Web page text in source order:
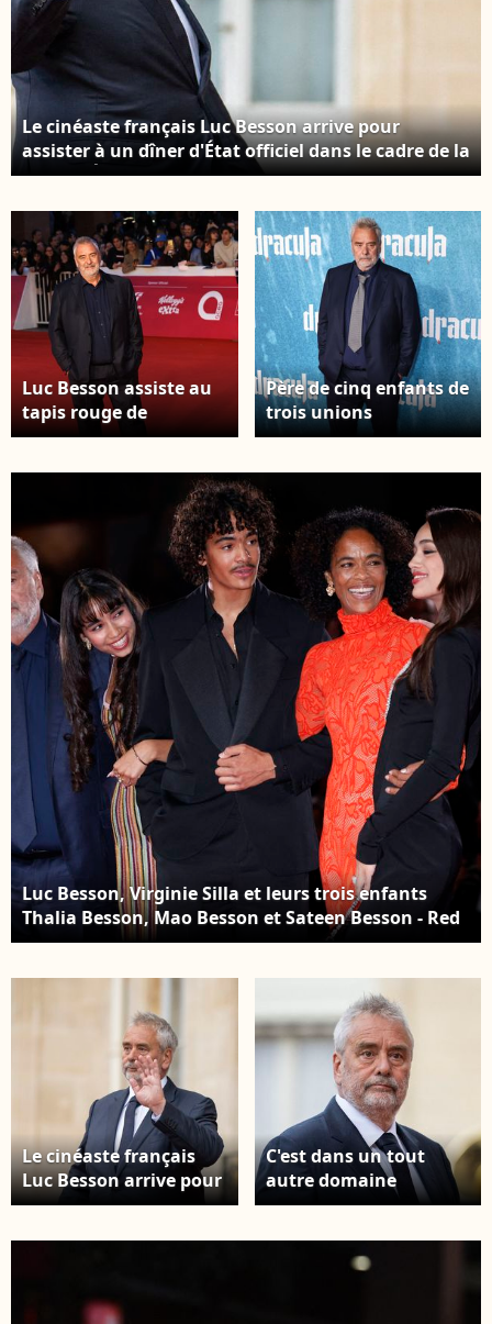
Le cinéaste français Luc Besson arrive pour
assister à un dîner d'État officiel dans le cadre de la
visite d'État de deux jours du président chinois en
2024.Photo by Eliot Blondet/ABACAPRESS.COM
Luc Besson assiste au
tapis rouge de
"Dracula (Dracula -
du 20ème Festival du
l'Auditorium Parco
Della Musica le 24
octobre 2025 à Rome,
Italie. Photo by Marco
Provvisionato/IPA/ABACAPRESS.COM
Père de cinq enfants de
trois unions
différentes, sa fille
sa relation passée avec
Virginie Silla. Luc
Besson au photocall de
la première du film
Dracula au TCL
Chinese Theatre IMAX
à Hollywood, Los
Angeles, Californie,
États-Unis, le 3 février
2026. © RALL/Backgrid
USA/Bestimage
Luc Besson, Virginie Silla et leurs trois enfants
Thalia Besson, Mao Besson et Sateen Besson - Red
Carpet de la première du film de L.Besson
Venise, La Mostra - Action Press / Bestimage
Le cinéaste français
Luc Besson arrive pour
assister à un dîner
président chinois en
C'est dans un tout
autre domaine
artistique que celui du
des filles du réalisateur
français Luc Besson. Le